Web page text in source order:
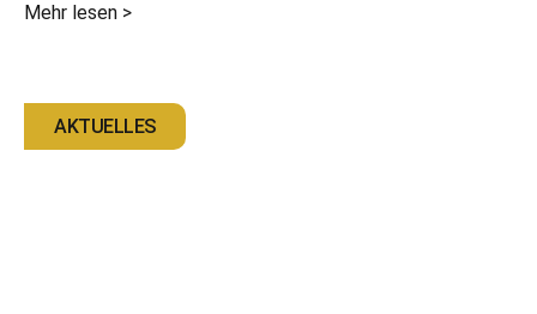
Mehr lesen >
AKTUELLES